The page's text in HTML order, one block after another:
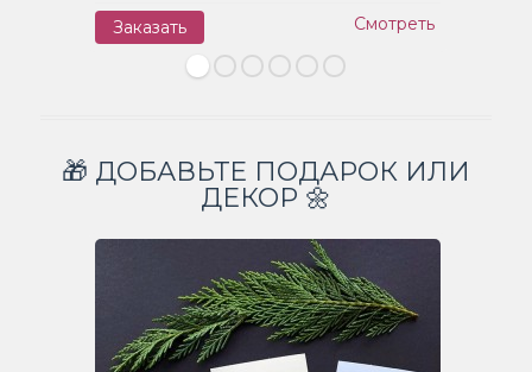
Заказать Смотреть
🎁 ДОБАВЬТЕ ПОДАРОК ИЛИ
ДЕКОР 🌼